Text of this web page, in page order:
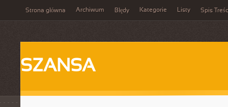
Strona główna Archiwum Błędy Kategorie Listy Spis
SZANSA